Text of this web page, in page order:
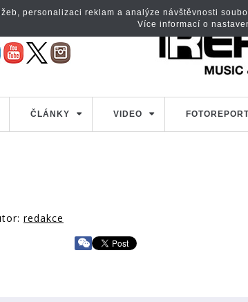
ČLÁNKY VIDEO
redakce
personalizaci reklam a analýze návštěvnosti
Více informací o